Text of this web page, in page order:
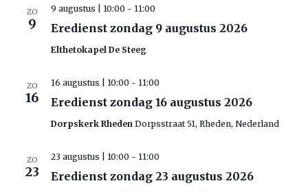
ZO
9 Eredienst zondag 9 augustus 2026
9 augustus | 10:00 - 11:00
Elthetokapel De Steeg
ZO
16 Eredienst zondag 16 augustus 2026
16 augustus | 10:00 - 11:00
Dorpskerk Rheden Dorpsstraat 51, Rheden, Nederland
ZO
23 Eredienst zondag 23 augustus 2026
23 augustus | 10:00 - 11:00